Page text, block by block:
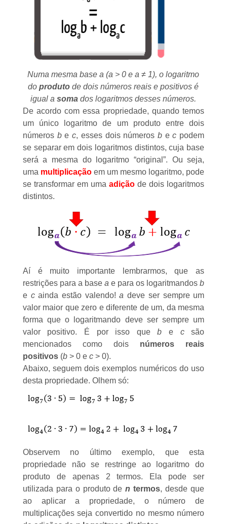
Numa mesma base a (a > 0 e a ≠ 1), o logaritmo
do produto de dois números reais e positivos é
igual asoma dos logaritmos desses números.
De acordo com essa propriedade, quando temos
um único logaritmo de um produto entre dois
números bec, esses dois números b ec podem
se separar em dois logaritmos distintos, cuja base
será a mesma do logaritmo “original”. Ou seja,
uma multiplicaçãoem um mesmo logaritmo, pode
se transformar em umaadição de dois logaritmos
distintos.
Aí é muito importante lembrarmos, que as
restrições para a base ae para os logaritmandosb
e cainda estão valendo!a deve ser sempre um
valor maior que zero e diferente de um, da mesma
forma que o logaritmando deve ser sempre um
valor positivo. É por isso queb e csão
mencionados como dois números reais
positivos(b> 0 e c> 0).
Abaixo, seguem dois exemplos numéricos do uso
desta propriedade. Olhem só:
Observem no último exemplo, que esta
propriedade não se restringe ao logaritmo do
produto de apenas 2 termos. Ela pode ser
utilizada para o produto den termos, desde que
ao aplicar a propriedade, o número de
multiplicações seja convertido no mesmo número